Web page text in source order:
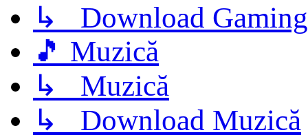
↳ Download Gaming
🎵 Muzică
↳ Muzică
↳ Download Muzică